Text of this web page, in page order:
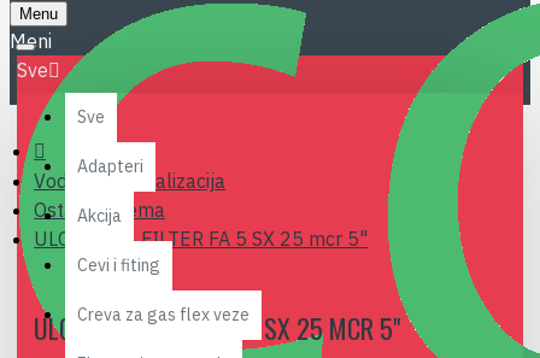
Menu
Sve
Sve
Adapteri
Akcija
Cevi i fiting
Creva za gas flex veze
Vodovod i kanalizacija
Ostala oprema
ULOZAK ZA FILTER FA 5 SX 25 mcr 5"
ULOZAK ZA FILTER FA 5 SX 25 MCR 5"